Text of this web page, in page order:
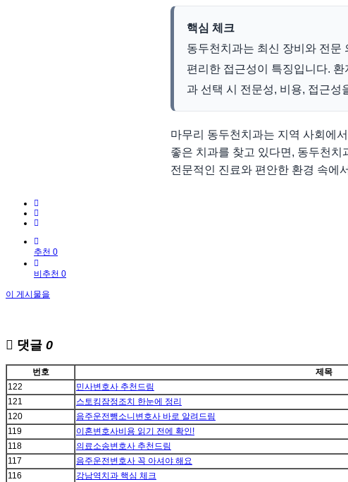
핵심 체크
동두천치과는 최신 장비와 전문
편리한 접근성이 특징입니다.
과 선택 시 전문성, 비용, 접근성
마무리 동두천치과는 지역 사회에
좋은 치과를 찾고 있다면, 동두천
전문적인 진료와 편안한 환경 속에
추천 0
비추천 0
이 게시물을
댓글 0
번호 제목
122
민사변호사 추천드림
121
스토킹잠정조치 한눈에 정리
120
음주운전뺑소니변호사 바로 알려드림
119
이혼변호사비용 읽기 전에 확인!
118
의료소송변호사 추천드림
117
음주운전변호사 꼭 아셔야 해요
116
강남역치과 핵심 체크